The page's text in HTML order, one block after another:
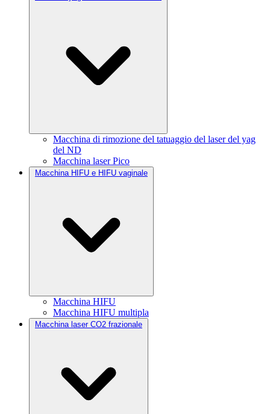
Macchina di rimozione del tatuaggio del laser del yag
del ND
Macchina laser Pico
Macchina HIFU e HIFU vaginale
Macchina HIFU
Macchina HIFU multipla
Macchina laser CO2 frazionale